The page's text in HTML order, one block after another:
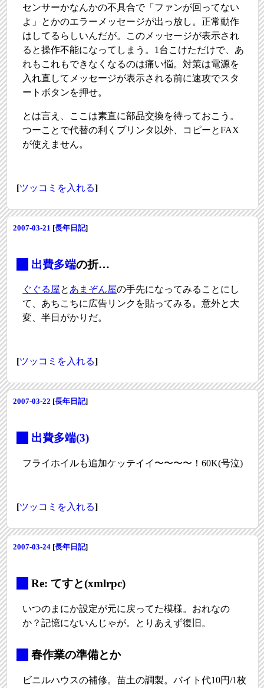
センサーかなんかの不具合で「ファンが回ってない
よ」とかのエラーメッセージが出っ放し。正常動作
はしてるらしいんだが。このメッセージが表示され
ると操作不能になってしまう。1台こけただけで、あ
れもこれもできなくなるのは痛い悩。対策は電源を
入れ直してメッセージが表示される前に速攻でスタ
ートボタンを押せ。
とは言え、ここは素直に部品交換を待っておこう。
つーことで代替の利くプリンタ以外、コピーとFAX
が使えません。
[ツッコミを入れる]
2007-03-21 [長年日記]
出費多端の折…
ぐぐる屋と あまぞん屋の手先になってみることにし
て、あちこちに広告リンクを貼ってみる。意外と大
変、半日がかりだ。
[ツッコミを入れる]
2007-03-22 [長年日記]
出費多端(3)
フライホイルも追加ケッテイイ〜〜〜〜！60K(号泣)
[ツッコミを入れる]
2007-03-24 [長年日記]
Re: てすと(xmlrpc)
いつのまにか設定が元に戻ってた模様。おれなの
か？記憶にないんじゃが。とりあえず復旧。
春作業の準備とか
ビニルハウスの補修。苗土の調製。バイト代10円/1枚